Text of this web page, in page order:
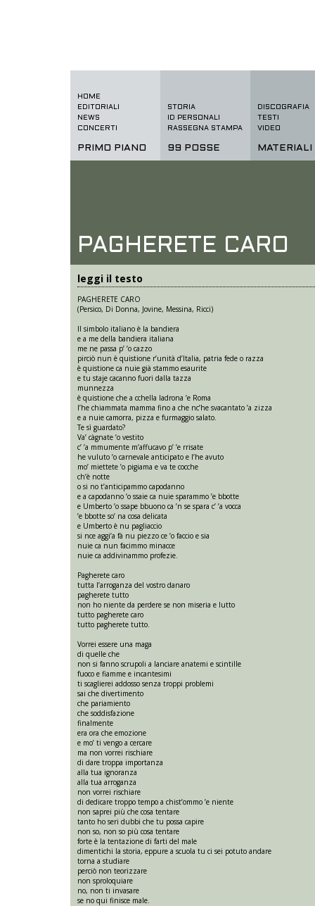
HOME
EDITORIALI
NEWS
CONCERTI
PRIMO PIANO
STORIA
ID PERSONALI
RASSEGNA STAMPA
99 POSSE
DISCOGRAFIA
TESTI
VIDEO
MATERIALI
PAGHERETE CARO
leggi il testo
PAGHERETE CARO
(Persico, Di Donna, Jovine, Messina, Ricci)
Il simbolo italiano è la bandiera
e a me della bandiera italiana
me ne passa p’ ’o cazzo
pirciò nun è quistione r’unità d’Italia, patria fede o razza
è quistione ca nuie già stammo esaurite
e tu staje cacanno fuori dalla tazza
munnezza
è quistione che a cchella ladrona ’e Roma
l’he chiammata mamma fino a che nc’he svacantato ’a zizza
e a nuie camorra, pizza e furmaggio salato.
Te sì guardato?
Va’ càgnate ’o vestito
c’ ’a mmumente m’affucavo p’ ’e rrisate
he vuluto ’o carnevale anticipato e l’he avuto
mo’ miettete ’o pigiama e va te cocche
ch’è notte
o si no t’anticipammo capodanno
e a capodanno ’o ssaie ca nuie sparammo ’e bbotte
e Umberto ’o ssape bbuono ca ’n se spara c’ ’a vocca
’e bbotte so’ na cosa delicata
e Umberto è nu pagliaccio
si nce aggi’a fà nu piezzo ce ’o faccio e sia
nuie ca nun facimmo minacce
nuie ca addivinammo profezie.
Pagherete caro
tutta l’arroganza del vostro danaro
pagherete tutto
non ho niente da perdere se non miseria e lutto
tutto pagherete caro
tutto pagherete tutto.
Vorrei essere una maga
di quelle che
non si fanno scrupoli a lanciare anatemi e scintille
fuoco e fiamme e incantesimi
ti scaglierei addosso senza troppi problemi
sai che divertimento
che pariamiento
che soddisfazione
finalmente
era ora che emozione
e mo’ ti vengo a cercare
ma non vorrei rischiare
di dare troppa importanza
alla tua ignoranza
alla tua arroganza
non vorrei rischiare
di dedicare troppo tempo a chist’ommo ’e niente
non saprei più che cosa tentare
tanto ho seri dubbi che tu possa capire
non so, non so più cosa tentare
forte è la tentazione di farti del male
dimentichi la storia, eppure a scuola tu ci sei potuto andare
torna a studiare
perciò non teorizzare
non sproloquiare
no, non ti invasare
se no qui finisce male.